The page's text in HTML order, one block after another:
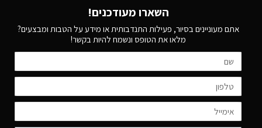
השארו מעודכנים!
אתם מעוניינים בסיור, פעילות התנדבותית או מידע על הטבות ומבצעים?
מלאו את הטופס ונשמח להיות בקשר!